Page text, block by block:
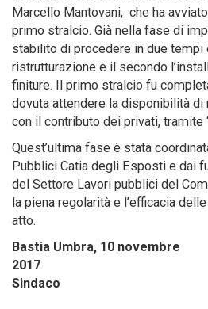
Marcello Mantovani, che ha
primo stralcio. Già nella fase di
stabilito di procedere in due
ristrutturazione e il secondo
finiture. Il primo stralcio fu
dovuta attendere la disponibilità
con il contributo dei privati, tramite
Quest’ultima fase è stata
Pubblici Catia degli Esposti e dai
del Settore Lavori pubblici del
la piena regolarità e l’efficacia
atto.
Bastia Umbra, 10 novembre
2017 Ufficio
Sindaco